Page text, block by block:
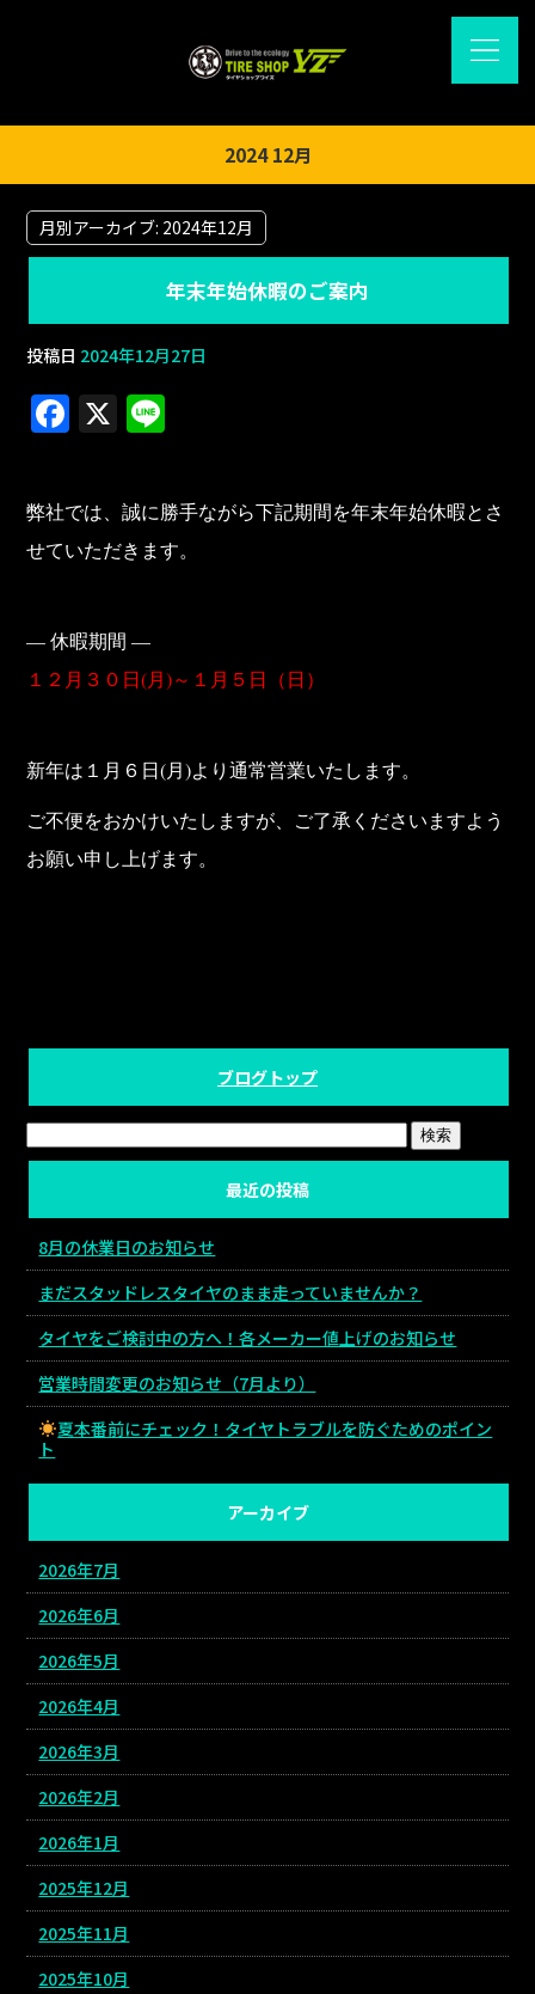
2024 12月
月別アーカイブ: 2024年12月
年末年始休暇のご案内
投稿日 2024年12月27日
F
a
c
e
b
o
k
X
e
弊社では、誠に勝手ながら下記期間を年末年始休暇とさ
せていただきます。
— 休暇期間 —
１２月３０日(月)～１月５日（日）
新年は１月６日(月)より通常営業いたします。
ご不便をおかけいたしますが、ご了承くださいますよう
お願い申し上げます。
ブログトップ
最近の投稿
8月の休業日のお知らせ
まだスタッドレスタイヤのまま走っていませんか？
タイヤをご検討中の方へ！各メーカー値上げのお知らせ
営業時間変更のお知らせ（7月より）
夏本番前にチェック！タイヤトラブルを防ぐためのポイン
ト
アーカイブ
2026年7月
2026年6月
2026年5月
2026年4月
2026年3月
2026年2月
2026年1月
2025年12月
2025年11月
2025年10月